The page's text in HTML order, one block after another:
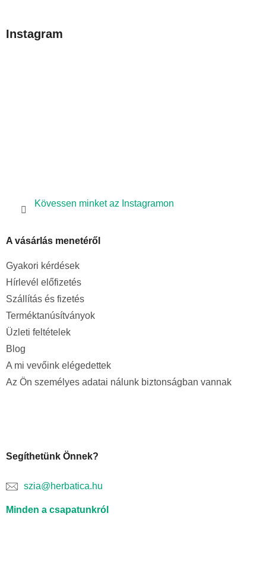
bInstagram
Kövessen minket az Instagramon
A vásárlás menetéről
Gyakori kérdések
Hírlevél előfizetés
Szállítás és fizetés
Terméktanúsítványok
Üzleti feltételek
Blog
A mi vevőink elégedettek
Az Ön személyes adatai nálunk biztonságban vannak
Segíthetünk Önnek?
szia@herbatica.hu
Minden a csapatunkról